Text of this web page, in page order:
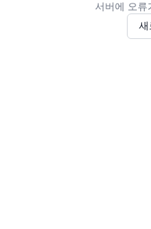
서버에 오류
새